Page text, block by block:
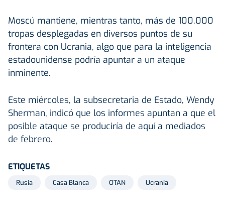
Moscú mantiene, mientras tanto, más de 100.000
tropas desplegadas en diversos puntos de su
frontera con Ucrania, algo que para la inteligencia
estadounidense podría apuntar a un ataque
inminente.
Este miércoles, la subsecretaria de Estado, Wendy
Sherman, indicó que los informes apuntan a que el
posible ataque se produciría de aquí a mediados
de febrero.
ETIQUETAS
Rusia Casa Blanca OTAN Ucrania